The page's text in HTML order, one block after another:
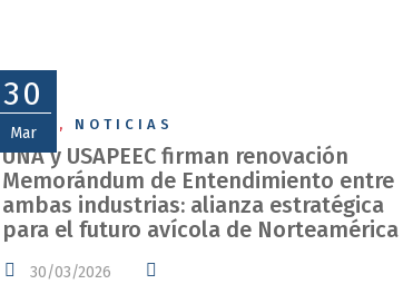
30
Mar
NEWS , NOTICIAS
UNA y USAPEEC firman renovación
Memorándum de Entendimiento entre
ambas industrias: alianza estratégica
para el futuro avícola de Norteamérica
30/03/2026